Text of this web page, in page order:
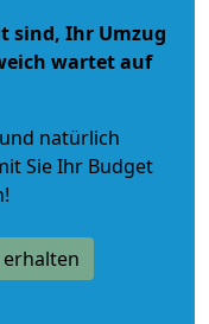
sind, Ihr Umzug
wartet auf
natürlich
Sie Ihr Budget